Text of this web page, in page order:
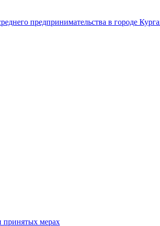
предпринимательства в городе
принятых мерах